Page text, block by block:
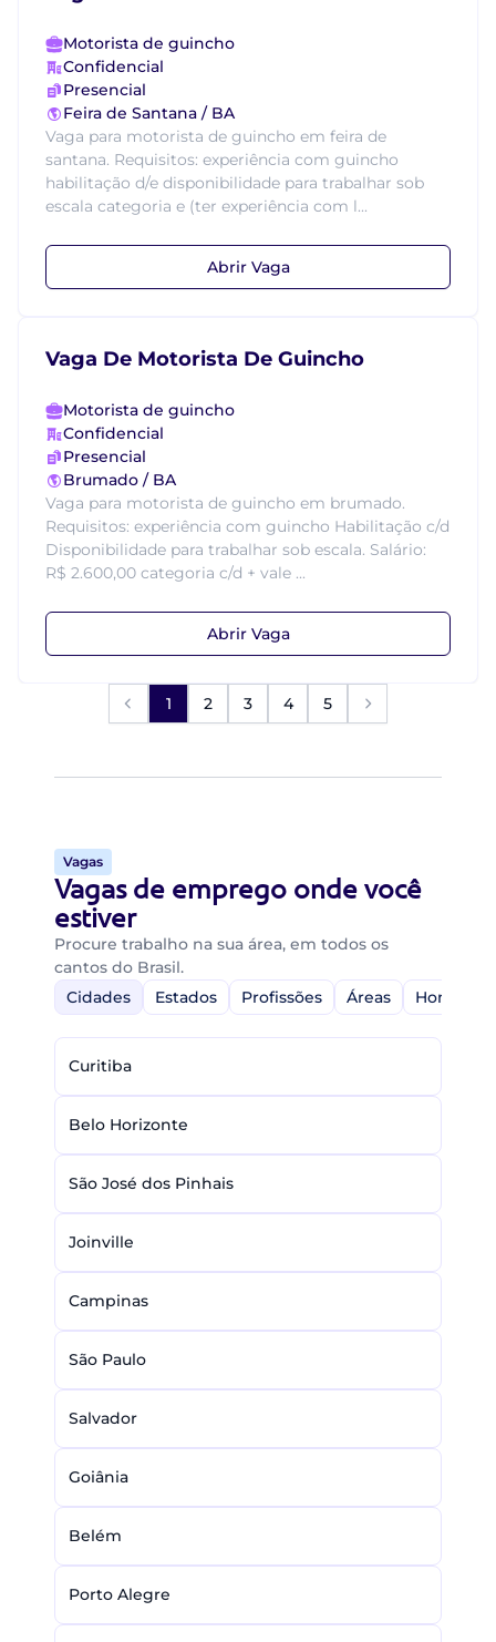
Motorista de guincho
Confidencial
Presencial
Feira de Santana / BA
Vaga para motorista de guincho em feira de
santana. Requisitos: experiência com guincho
habilitação d/e disponibilidade para trabalhar sob
escala categoria e (ter experiência com l...
Abrir Vaga
Vaga De Motorista De Guincho
Motorista de guincho
Confidencial
Presencial
Brumado / BA
Vaga para motorista de guincho em brumado.
Requisitos: experiência com guincho Habilitação c/d
Disponibilidade para trabalhar sob escala. Salário:
R$ 2.600,00 categoria c/d + vale ...
Abrir Vaga
1 2 3 4 5
Vagas
Vagas de emprego onde você
estiver
Procure trabalho na sua área, em todos os
cantos do Brasil.
Cidades
Estados Profissões Áreas Home-
Curitiba
Belo Horizonte
São José dos Pinhais
Joinville
Campinas
São Paulo
Salvador
Goiânia
Belém
Porto Alegre